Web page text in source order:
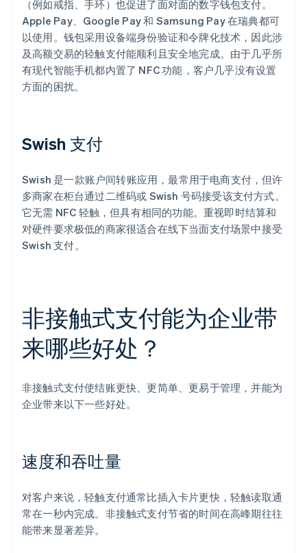
（例如戒指、手环）也促进了面对面的数字钱包支付。
Apple Pay、Google Pay 和 Samsung Pay 在瑞典都可
以使用。钱包采用设备端身份验证和令牌化技术，因此涉
及高额交易的轻触支付能顺利且安全地完成。由于几乎所
有现代智能手机都内置了 NFC 功能，客户几乎没有设置
方面的困扰。
Swish 支付
Swish 是一款账户间转账应用，最常用于电商支付，但许
多商家在柜台通过二维码或 Swish 号码接受该支付方式。
它无需 NFC 轻触，但具有相同的功能。重视即时结算和
对硬件要求极低的商家很适合在线下当面支付场景中接受
Swish 支付。
非接触式支付能为企业带
来哪些好处？
非接触式支付使结账更快、更简单、更易于管理，并能为
企业带来以下一些好处。
速度和吞吐量
对客户来说，轻触支付通常比插入卡片更快，轻触读取通
常在一秒内完成。非接触式支付节省的时间在高峰期往往
能带来显著差异。